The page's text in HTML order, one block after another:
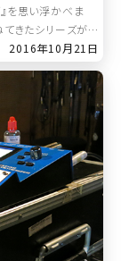
を思い浮かべま
てきたシリーズが
RPシリーズ』。
2016年10月21日